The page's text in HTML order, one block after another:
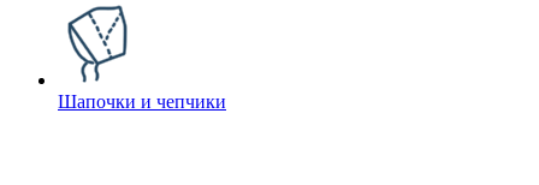
Шапочки и чепчики